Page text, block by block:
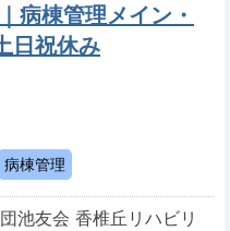
病棟管理メイン・
日祝休み
病棟管理
池友会 香椎丘リハビリ